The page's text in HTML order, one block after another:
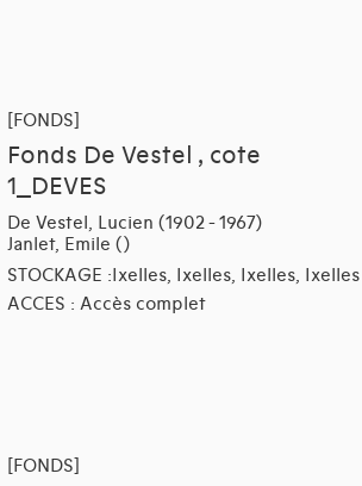
[FONDS]
Fonds De Vestel , cote
1_DEVES
De Vestel, Lucien (1902 - 1967)
Janlet, Emile ()
STOCKAGE :Ixelles, Ixelles, Ixelles, Ixelles
ACCES : Accès complet
[FONDS]